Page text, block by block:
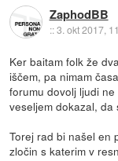
ZaphodBB
::3. okt 2017,
Ker baitam folk že
iščem, pa nimam
forumu dovolj ljudi
veseljem dokazal, da
Torej rad bi našel en
zločin s katerim v